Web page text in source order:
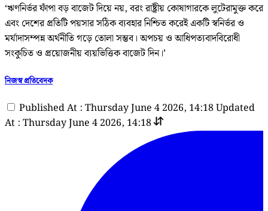
‘ঋণনির্ভর ফাঁপা বড় বাজেট দিয়ে নয়, বরং রাষ্ট্রীয় কোষাগারকে লুটেরামুক্ত করে
এবং দেশের প্রতিটি পয়সার সঠিক ব্যবহার নিশ্চিত করেই একটি স্বনির্ভর ও
মর্যাদাসম্পন্ন অর্থনীতি গড়ে তোলা সম্ভব। অপচয় ও আধিপত্যবাদবিরোধী
সংকুচিত ও প্রয়োজনীয় ব্যয়ভিত্তিক বাজেট দিন।’
নিজস্ব প্রতিবেদক
Published At : Thursday June 4 2026, 14:18Updated
At : Thursday June 4 2026, 14:18